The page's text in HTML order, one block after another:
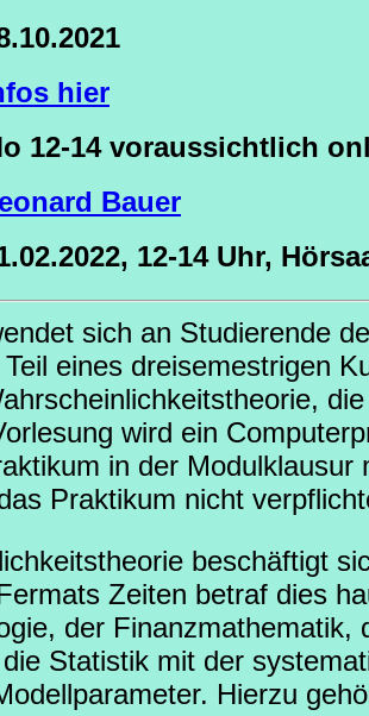
hier
12-14 voraussichtlich
Bauer
12-14 Uhr,
sich an Studierende
eines dreisemestrigen
wird ein
in der
Praktikum nicht
beschäftigt
Zeiten betraf dies
der
Statistik mit der
Hierzu